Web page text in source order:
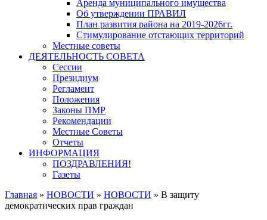
Аренда муниципального имущества
Об утверждении ПРАВИЛ
План развития района на 2019-2026гг.
Стимулирование отстающих территорий
Местные советы
ДЕЯТЕЛЬНОСТЬ СОВЕТА
Сессии
Президиум
Регламент
Положения
Законы ПМР
Рекомендации
Местные Советы
Отчеты
ИНФОРМАЦИЯ
ПОЗДРАВЛЕНИЯ!
Газеты
Главная » НОВОСТИ » НОВОСТИ » В защиту
демократических прав граждан